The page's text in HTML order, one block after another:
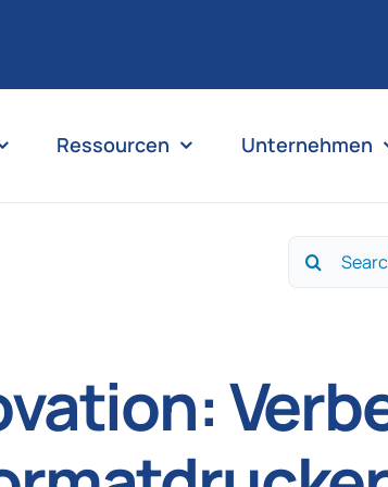
Ressourcen Unternehmen
Search